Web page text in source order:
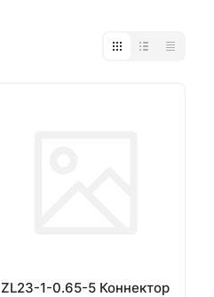
ZL23-1-0.65-5 Коннектор